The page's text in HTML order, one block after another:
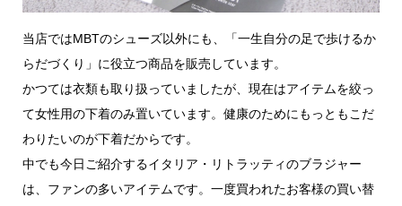
当店ではMBTのシューズ以外にも、「一生自分の足で歩けるか
らだづくり」に役立つ商品を販売しています。
かつては衣類も取り扱っていましたが、現在はアイテムを絞っ
て女性用の下着のみ置いています。健康のためにもっともこだ
わりたいのが下着だからです。
中でも今日ご紹介するイタリア・リトラッティのブラジャー
は、ファンの多いアイテムです。一度買われたお客様の買い替